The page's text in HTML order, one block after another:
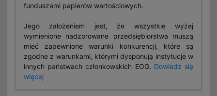
funduszami papierów wartościowych.
Jego założeniem jest, że wszystkie wyżej
wymienione nadzorowane przedsiębiorstwa muszą
mieć zapewnione warunki konkurencji, które są
zgodne z warunkami, którymi dysponują instytucje w
innych państwach członkowskich EOG. Dowiedz się
więcej